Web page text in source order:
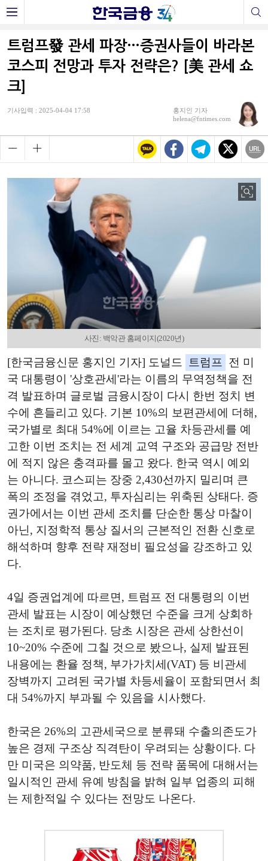
트럼프發 관세 파장…증권사들이 바라본
코스피 전망과 투자 전략은? [美 관세 쇼
크]
기사입력 : 2025-04-04 17:58
홍지인 기자
helena@fntimes.com
사진: 백악관 홈페이지(2020년)
[한국금융신문 홍지인 기자] 도널드 트럼프
전 미
국 대통령이 '상호관세'라는 이름의 무역정책을 전
격 발표하며 글로벌 금융시장이 다시 한번 정치 변
수에 흔들리고 있다. 기본 10%의 보편관세에 더해,
국가별로 최대 54%에 이르는 고율 차등관세를 예
고한 이번 조치는 전 세계 교역 구조와 공급망 전반
에 적지 않은 충격파를 몰고 왔다. 한국 역시 예외
는 아니다. 코스피는 장중 2,430선까지 밀리며 큰
폭의 조정을 겪었고, 투자심리는 위축된 상태다. 증
권가에서는 이번 관세 조치를 단순한 통상 마찰이
아닌, 지정학적 통상 질서의 근본적인 전환 신호로
해석하며 향후 전략 재정비 필요성을 강조하고 있
다.
4일 증권업계에 따르면, 트럼프 전 대통령의 이번
관세 발표는 시장이 예상했던 수준을 크게 상회하
는 조치로 평가된다. 당초 시장은 관세 상한선이
10~20% 수준에 그칠 것으로 봤으나, 실제 발표된
내용에는 환율 정책, 부가가치세(VAT) 등 비관세
장벽까지 고려된 국가별 차등세율이 포함되면서 최
대 54%까지 부과될 수 있음을 시사했다.
한국은 26%의 고관세국으로 분류돼 수출의존도가
높은 경제 구조상 직격탄이 우려되는 상황이다. 다
만 미국은 의약품, 반도체 등 전략 품목에 대해서는
일시적인 관세 유예 방침을 밝혀 일부 업종의 피해
는 제한적일 수 있다는 전망도 나온다.